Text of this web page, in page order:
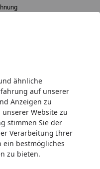
ähnliche
auf unserer
Anzeigen zu
Website zu
stimmen Sie der
Verarbeitung Ihrer
ein bestmögliches
zu bieten.
Stunden
Zentralständer